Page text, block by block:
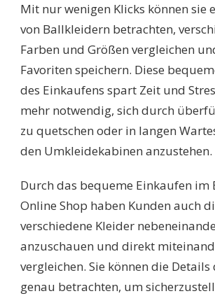
Mit nur wenigen Klicks können sie
von Ballkleidern betrachten,
Farben und Größen vergleichen
Favoriten speichern. Diese
des Einkaufens spart Zeit und
mehr notwendig, sich durch
zu quetschen oder in langen
den Umkleidekabinen anzustehen.
Durch das bequeme Einkaufen im
Online Shop haben Kunden auch
verschiedene Kleider
anzuschauen und direkt
vergleichen. Sie können die
genau betrachten, um